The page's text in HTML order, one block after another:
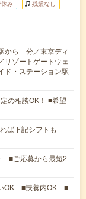
休み 残業なし
から---分／東京ディ
リゾートゲートウェ
ド・ステーション駅
の相談OK！ ■希望
ば下記シフトも
■ご応募から最短2
OK ■扶養内OK ■